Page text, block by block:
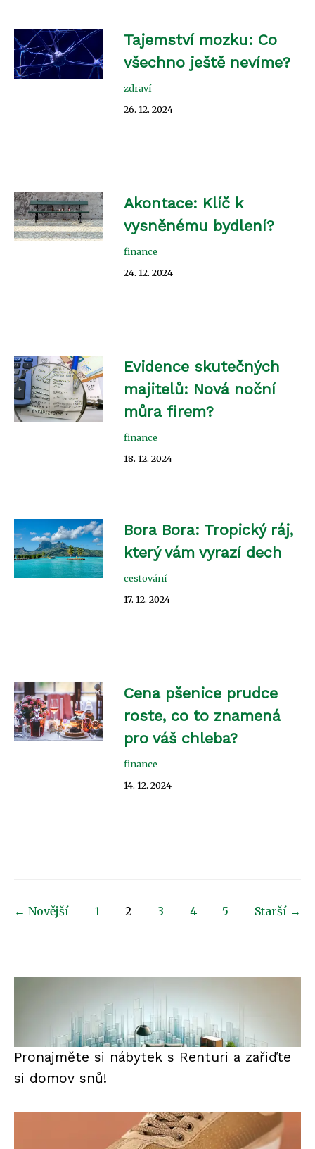
Tajemství mozku: Co
všechno ještě nevíme?
zdraví
26. 12. 2024
Akontace: Klíč k
vysněnému bydlení?
finance
24. 12. 2024
Evidence skutečných
majitelů: Nová noční
můra firem?
finance
18. 12. 2024
Bora Bora: Tropický ráj,
který vám vyrazí dech
cestování
17. 12. 2024
Cena pšenice prudce
roste, co to znamená
pro váš chleba?
finance
14. 12. 2024
← Novější 1 2 3 4 5 Starší →
Pronajměte si nábytek s Renturi a zařiďte
si domov snů!